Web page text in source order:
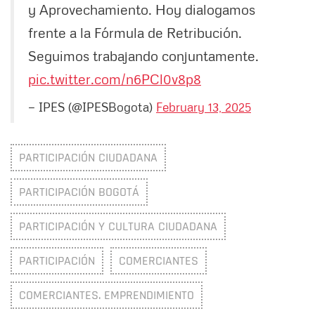
y Aprovechamiento. Hoy dialogamos
frente a la Fórmula de Retribución.
Seguimos trabajando conjuntamente.
pic.twitter.com/n6PCl0v8p8
— IPES (@IPESBogota) February 13, 2025
PARTICIPACIÓN CIUDADANA
PARTICIPACIÓN BOGOTÁ
PARTICIPACIÓN Y CULTURA CIUDADANA
PARTICIPACIÓN COMERCIANTES
COMERCIANTES. EMPRENDIMIENTO